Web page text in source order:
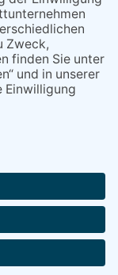
im Alltag“
Handy
Verlagshauses Dreisbach